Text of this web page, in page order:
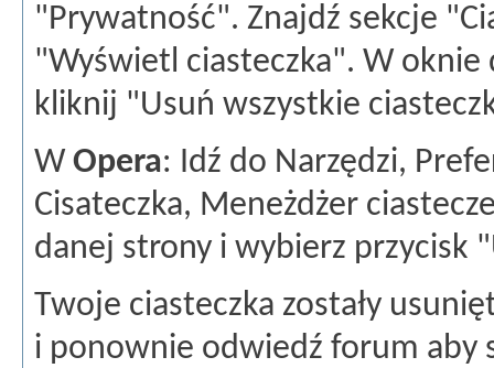
"Prywatność". Znajdź sekcje
"Wyświetl ciasteczka". W
kliknij "Usuń wszystkie
W Opera: Idź do Narzędzi,
Cisateczka, Meneżdżer
danej strony i wybierz przycisk
Twoje ciasteczka zostały
i ponownie odwiedź forum aby